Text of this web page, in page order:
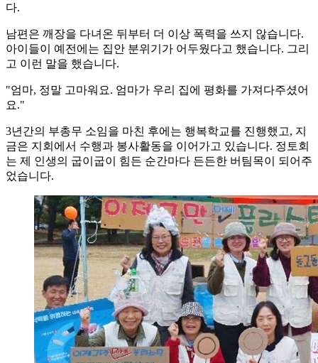
다.
남편은 깨장을 다녀온 뒤부터 더 이상 폭력을 쓰지 않습니다.
아이들이 예전에는 집안 분위기가 어두웠다고 했습니다. 그리
고 이런 말을 했습니다.
"엄마, 정말 고마워요. 엄마가 우리 집에 평화를 가져다주셨어
요."
3년간의 부총무 소임을 마친 후에는 행복학교를 진행했고, 지
금은 지회에서 수행과 봉사활동을 이어가고 있습니다. 정토회
는 제 인생의 굽이굽이 힘든 순간마다 든든한 버팀목이 되어주
었습니다.